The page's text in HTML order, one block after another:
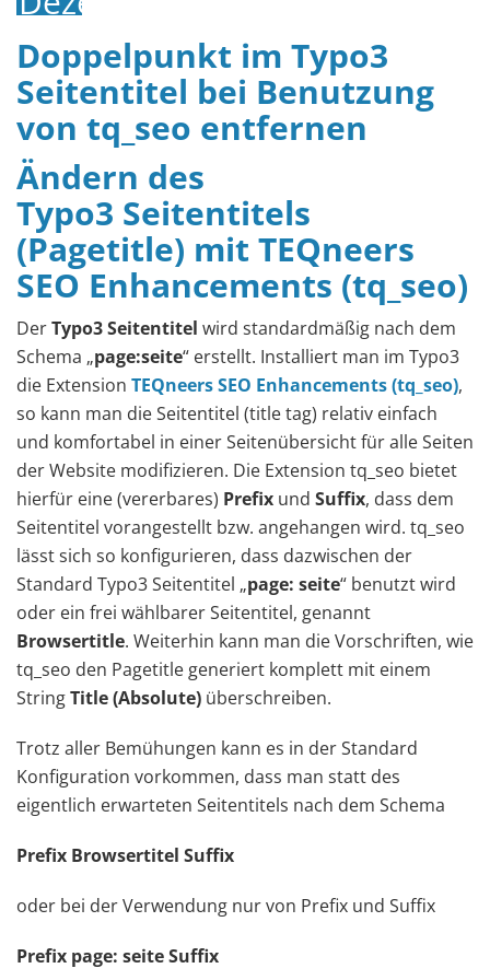
2014
Doppelpunkt im Typo3
Seitentitel bei Benutzung
von tq_seo entfernen
Ändern des
Typo3 Seitentitels
(Pagetitle) mit TEQneers
SEO Enhancements (tq_seo)
DerTypo3 Seitentitel wird standardmäßig nach dem
Schema „page:seite“ erstellt. Installiert man im Typo3
die Extension TEQneers SEO Enhancements (tq_seo),
so kann man die Seitentitel (title tag) relativ einfach
und komfortabel in einer Seitenübersicht für alle Seiten
der Website modifizieren. Die Extension tq_seo bietet
hierfür eine (vererbares) Prefix und Suffix, dass dem
Seitentitel vorangestellt bzw. angehangen wird. tq_seo
lässt sich so konfigurieren, dass dazwischen der
Standard Typo3 Seitentitel „page: seite“ benutzt wird
oder ein frei wählbarer Seitentitel, genannt
Browsertitle. Weiterhin kann man die Vorschriften, wie
tq_seo den Pagetitle generiert komplett mit einem
StringTitle (Absolute) überschreiben.
Trotz aller Bemühungen kann es in der Standard
Konfiguration vorkommen, dass man statt des
eigentlich erwarteten Seitentitels nach dem Schema
Prefix Browsertitel Suffix
oder bei der Verwendung nur von Prefix und Suffix
Prefix page: seite Suffix